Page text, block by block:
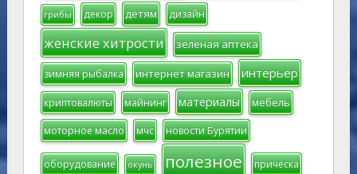
грибы декор детям дизайн
женские хитрости зеленая аптека
зимняя рыбалка интернет магазин интерьер
криптовалюты майнинг материалы мебель
моторное масло мчс новости Бурятии
оборудование окунь полезное прическа